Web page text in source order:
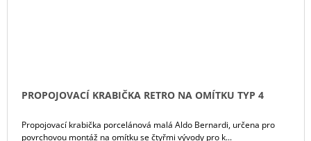
PROPOJOVACÍ KRABIČKA RETRO NA OMÍTKU TYP 4
Propojovací krabička porcelánová malá Aldo Bernardi, určena pro
povrchovou montáž na omítku se čtyřmi vývody pro k...